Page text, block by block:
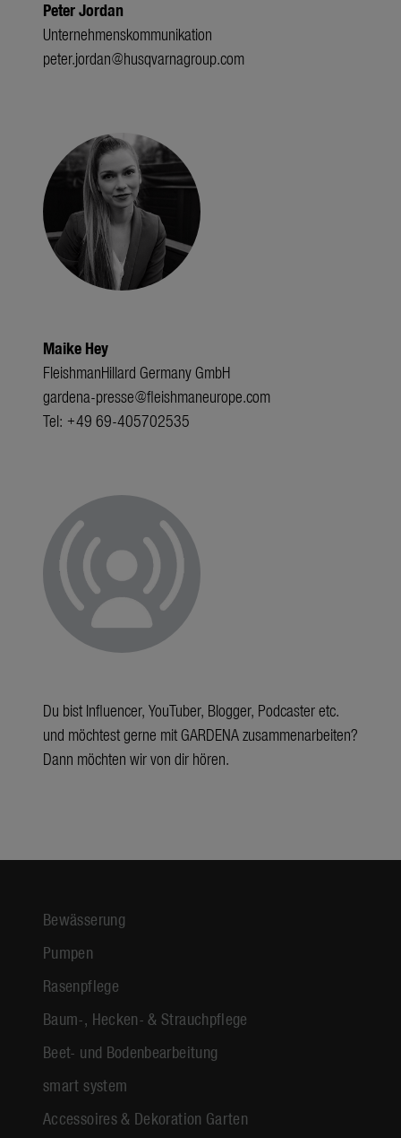
Peter Jordan
Unternehmenskommunikation
peter.jordan@husqvarnagroup.com
Maike Hey
FleishmanHillard Germany GmbH
gardena-presse@fleishmaneurope.com
Tel: +49 69-405702535
Du bist Influencer, YouTuber, Blogger, Podcaster etc.
und möchtest gerne mit GARDENA zusammenarbeiten?
Dann möchten wir von dir hören.
Bewässerung
Pumpen
Rasenpflege
Baum-, Hecken- & Strauchpflege
Beet- und Bodenbearbeitung
smart system
Accessoires & Dekoration Garten